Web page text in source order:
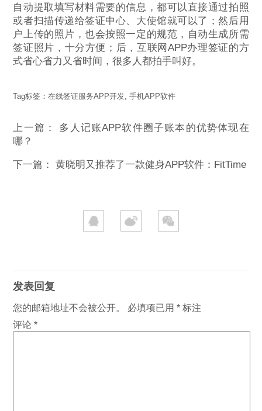
自动提取填写材料需要的信息，都可以直接通过拍照
或者扫描传递给签证中心、大使馆就可以了；然后用
户上传的照片，也会按照一定的规范，自动生成所需
签证照片，十分方便；后，互联网APP办理签证的方
式省心省力又省时间，很多人都拍手叫好。
Tag标签：在线签证服务APP开发 ,手机APP软件
上一篇： 多人记账APP软件圈子账本的优势体现在
哪？
下一篇：黄晓明又推荐了一款健身APP软件：FitTime
发表回复
您的邮箱地址不会被公开。 必填项已用* 标注
评论*